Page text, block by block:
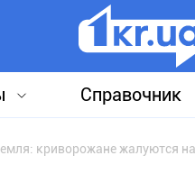
Справочник
криворожане жалуются